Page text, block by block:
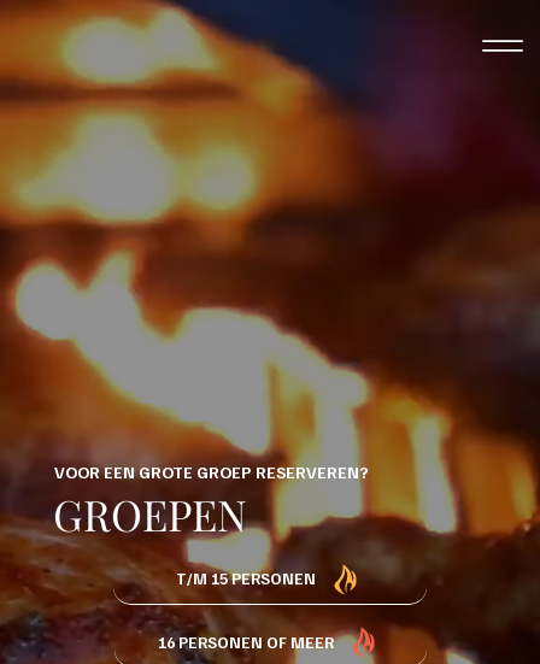
VOOR EEN GROTE GROEP RESERVEREN?
GROEPEN
T/M 15 PERSONEN
16 PERSONEN OF MEER